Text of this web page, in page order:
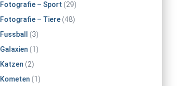
Fotografie – Sport (29)
Fotografie – Tiere(48)
Fussball
(3)
Galaxien (1)
Katzen (2)
Kometen (1)